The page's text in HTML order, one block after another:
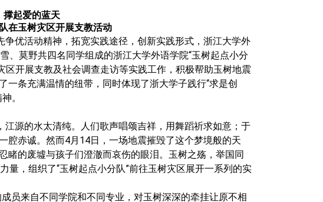
撑起爱的蓝天
在玉树灾区开展支教活动
优活动精神，拓宽实践途径，创新实践形式，浙江大学外
、莫野共四名同学组成的浙江大学外语学院“玉树起点小分
区开展支教及社会调查走访等实践工作，积极帮助玉树地震
条充满温情的纽带，同时体现了浙大学子践行“求是创
。
源的水太清纯。人们歌声唱颂吉祥，用舞蹈祈求如意；于
腔赤诚。然而4月 14日 ，一场地震摧毁了这个梦境般的天
睹的废墟与孩子们澄澈而哀伤的眼泪。玉树之殇，举国同
量，组织了“玉树起点小分队”前往玉树灾区展开一系列的实
成员来自不同学院和不同专业，对玉树深深的牵挂让原不相